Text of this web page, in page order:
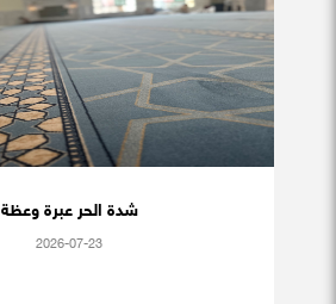
شدة الحر عبرة وعظة
2026-07-23